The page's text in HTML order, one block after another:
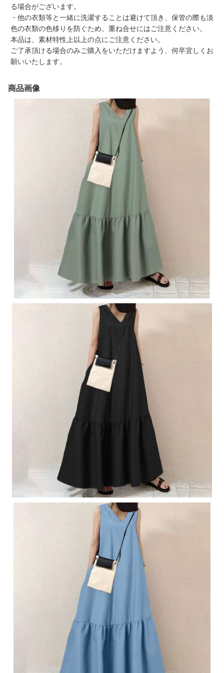
る場合がございます。
・他の衣類等と一緒に洗濯することは避けて頂き、保管の際も淡
色の衣類の色移りを防ぐため、重ね合せにはご注意ください。
本品は、素材特性上以上の点にご注意ください。
ご了承頂ける場合のみご購入をいただけますよう、何卒宜しくお
願いいたします。
商品画像